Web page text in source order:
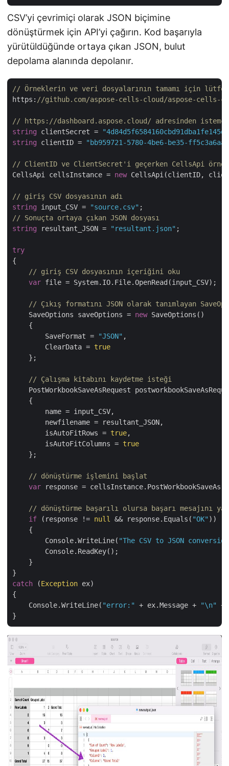
CSV’yi çevrimiçi olarak JSON biçimine
dönüştürmek için API’yi çağırın. Kod başarıyla
yürütüldüğünde ortaya çıkan JSON, bulut
depolama alanında depolanır.
// Örneklerin ve veri dosyalarının tamamı için
https: //github.com/aspose-cells-cloud/aspose-cells-
// https://dashboard.aspose.cloud/ adresinden
string clientSecret =
string clientID = "bb959721-5780-4be6-be35-
// ClientID ve ClientSecret'i geçerken CellsApi
CellsApi cellsInstance = new CellsApi(clientID,
// giriş CSV dosyasının adı
string input_CSV = "source.csv"
// Sonuçta ortaya çıkan JSON dosyası
string resultant_JSON = "resultant.json" ;
try
{
// giriş CSV dosyasının içeriğini oku
var file = System.IO.File.OpenRead(input_CSV);
// Çıkış formatını JSON olarak tanımlayan
    SaveOptions saveOptions =
new SaveOptions()
    {
        SaveFormat =
"JSON" ,
        ClearData =
true
    };
// Çalışma kitabını kaydetme isteği
PostWorkbookSaveAsRequest
    {
        name = input_CSV,
        newfilename = resultant_JSON,
        isAutoFitRows =
true,
        isAutoFitColumns =
true
    };
// dönüştürme işlemini başlat
var response =
// dönüştürme başarılı olursa başarı mesajını
if (response != null && response.Equals( "OK" ))
    {
        Console.WriteLine(
"The CSV to JSON
        Console.ReadKey();
    }
catch (Exception ex)
{
    Console.WriteLine(
"error:" + ex.Message + "\n"
+